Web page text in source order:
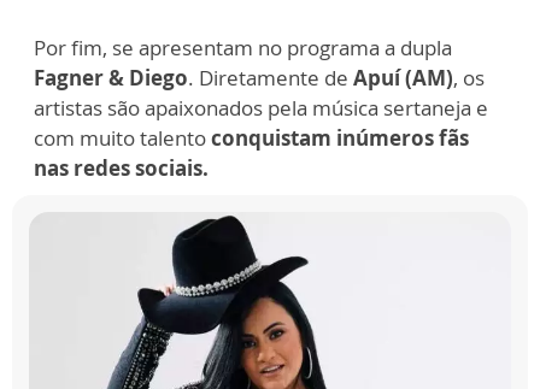
Por fim, se apresentam no programa a dupla
Fagner & Diego. Diretamente de Apuí (AM), os
artistas são apaixonados pela música sertaneja e
com muito talentoconquistam inúmeros fãs
nas redes sociais.